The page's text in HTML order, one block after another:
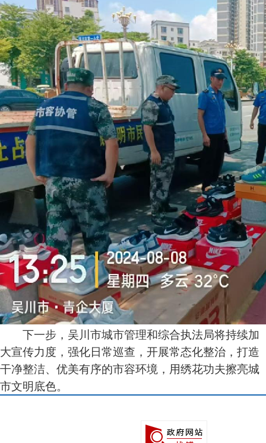
下一步，吴川市城市管理和综合执法局将持续加
大宣传力度，强化日常巡查，开展常态化整治，打造
干净整洁、优美有序的市容环境，用绣花功夫擦亮城
市文明底色。